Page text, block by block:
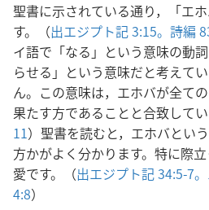
聖書に示されている通り，「エ
す。（出エジプト記 3:15。 詩編
イ語で「なる」という意味の動
らせる」という意味だと考えて
ん。この意味は，エホバが全て
果たす方であることと合致して
11）聖書を読むと，エホバとい
方かがよく分かります。特に際
愛です。（出エジプト記 34:5-7。
4:8）